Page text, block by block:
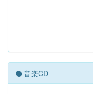
音楽CD